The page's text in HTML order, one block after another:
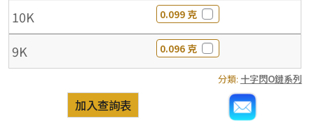
10K 0.099 克
9K 0.096 克
分類: 十字閃O鏈系列
加入查詢表